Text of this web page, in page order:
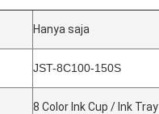
Hanya saja
JST-8C100-150S
8 Color Ink Cup / Ink Tray